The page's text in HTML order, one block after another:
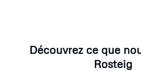
Découvrez ce que
Rosteig